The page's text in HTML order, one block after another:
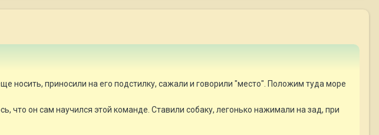
носить, приносили на его подстилку, сажали и говорили "место". Положим туда море
что он сам научился этой команде. Ставили собаку, легонько нажимали на зад, при